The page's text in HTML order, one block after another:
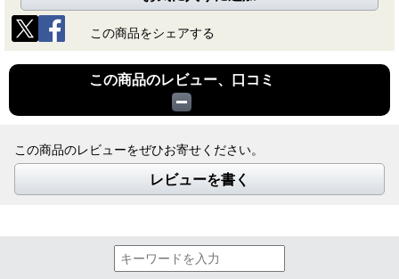
この商品をシェアする
この商品のレビュー、口コミ
この商品のレビューをぜひお寄せください。
レビューを書く